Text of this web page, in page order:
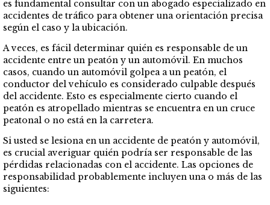
es fundamental consultar con un abogado especializado en
accidentes de tráfico para obtener una orientación precisa
según el caso y la ubicación.
A veces, es fácil determinar quién es responsable de un
accidente entre un peatón y un automóvil. En muchos
casos, cuando un automóvil golpea a un peatón, el
conductor del vehículo es considerado culpable después
del accidente. Esto es especialmente cierto cuando el
peatón es atropellado mientras se encuentra en un cruce
peatonal o no está en la carretera.
Si usted se lesiona en un accidente de peatón y automóvil,
es crucial averiguar quién podría ser responsable de las
pérdidas relacionadas con el accidente. Las opciones de
responsabilidad probablemente incluyen una o más de las
siguientes: